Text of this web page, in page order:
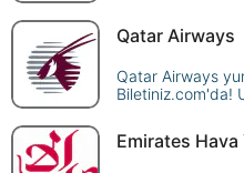
Qatar Airways
Qatar Airways
Biletiniz.com'da!
Emirates Hava